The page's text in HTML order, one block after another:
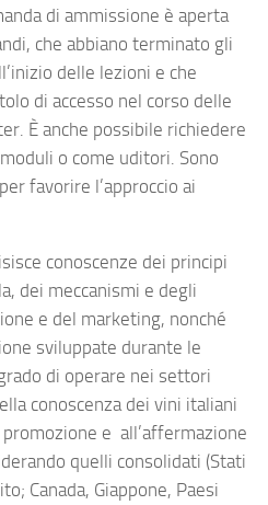
di ammissione è aperta
che abbiano terminato gli
delle lezioni e che
di accesso nel corso delle
È anche possibile richiedere
o come uditori. Sono
favorire l’approccio ai
conoscenze dei principi
dei meccanismi e degli
e del marketing, nonché
sviluppate durante le
di operare nei settori
conoscenza dei vini italiani
e all’affermazione
quelli consolidati (Stati
Canada, Giappone, Paesi